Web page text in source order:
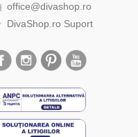
office@divashop.ro
DivaShop.ro Suport